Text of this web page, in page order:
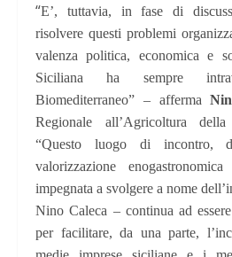
“E’, tuttavia, in fase di
risolvere questi problemi
valenza politica, economica e
Siciliana ha sempre
Biomediterraneo” – afferma
Regionale all’Agricoltura
“Questo luogo di incontro,
valorizzazione
impegnata a svolgere a nome
Nino Caleca – continua ad
per facilitare, da una parte,